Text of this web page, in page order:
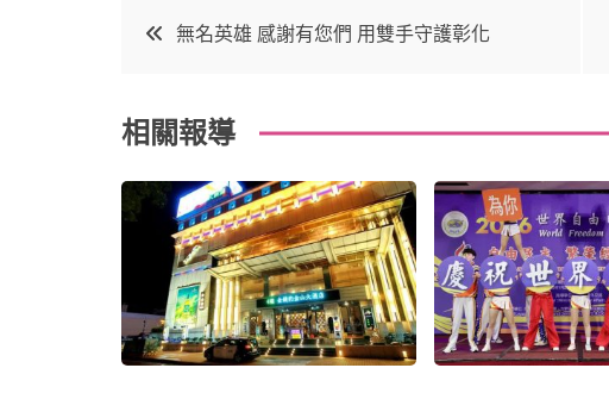
o
t
r
e
t
e
in
文
導
覽
無名英雄 感謝有您們 用雙手守護彰化
相關報導